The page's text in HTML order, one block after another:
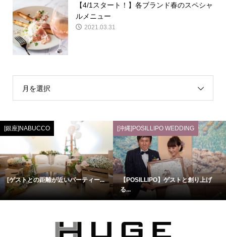
【4/1スタート！】各ブランド春のスペシャ
ルメニュー
2021.03.31
月を選択
[銀座]NABUCCO
[ゲストとの距離が近いパーティー...
[沖縄]POSILLIPO WEDDING
【POSILLIPO】ゲストと創り上げ
る...